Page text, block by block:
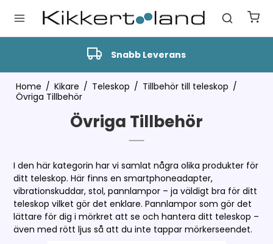
Snabb Leverans
Home / Kikare / Teleskop / Tillbehör till teleskop /
Övriga Tillbehör
Övriga Tillbehör
I den här kategorin har vi samlat några olika produkter för
ditt teleskop. Här finns en smartphoneadapter,
vibrationskuddar, stol, pannlampor – ja väldigt bra för ditt
teleskop vilket gör det enklare. Pannlampor som gör det
lättare för dig i mörkret att se och hantera ditt teleskop –
även med rött ljus så att du inte tappar mörkerseendet.